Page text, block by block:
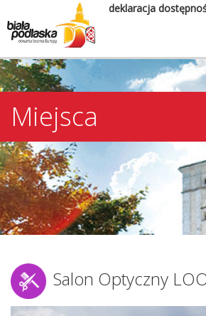
deklaracja
Miejsca
Salon Optyczny